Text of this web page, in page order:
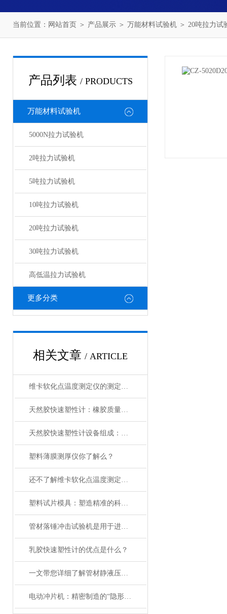
当前位置： 网站首页 ＞ 产品展示 ＞ 万能材料试验机 ＞ 20吨拉力试
产品列表 / PRODUCTS
万能材料试验机
5000N拉力试验机
2吨拉力试验机
5吨拉力试验机
10吨拉力试验机
20吨拉力试验机
30吨拉力试验机
高低温拉力试验机
更多分类
相关文章 / ARTICLE
维卡软化点温度测定仪的测定结果可能受到影响的因素有哪些？
天然胶快速塑性计：橡胶质量检测的关键利器
天然胶快速塑性计设备组成：多功能与高精度
塑料薄膜测厚仪你了解么？
还不了解维卡软化点温度测定仪的看过来！
塑料试片模具：塑造精准的科研基石
管材落锤冲击试验机是用于进行管道产品性能测试的设备
乳胶快速塑性计的优点是什么？
一文带您详细了解管材静液压爆破试验机
电动冲片机：精密制造的“隐形引擎”